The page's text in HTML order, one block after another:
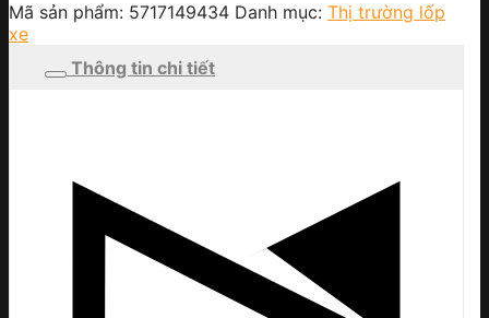
Mã sản phẩm: 5717149434 Danh mục: Thị trường lốp
xe
Thông tin chi tiết